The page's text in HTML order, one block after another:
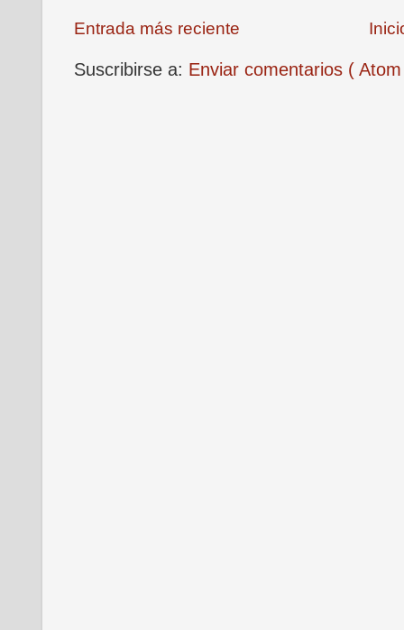
Entrada más reciente
Suscribirse a: Enviar comentarios (